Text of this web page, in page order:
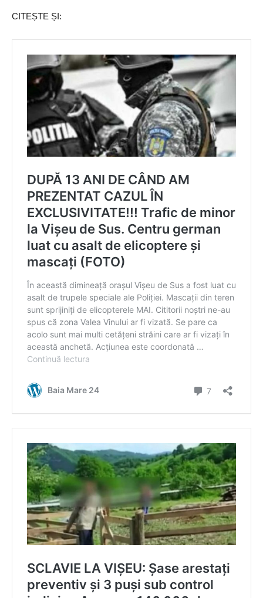
CITEȘTE ȘI: